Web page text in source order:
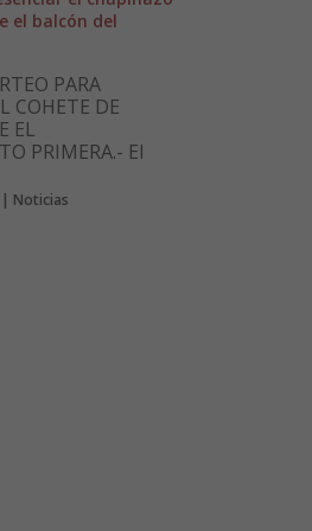
el balcón del
PARA
COHETE DE
EL
PRIMERA.- El
| Noticias